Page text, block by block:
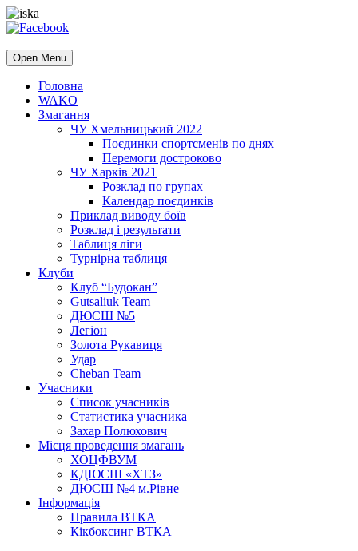
Open Menu
Головна
WAKO
Змагання
ЧУ Хмельницький 2022
Поєдинки спортсменів по днях
Перемоги достроково
ЧУ Харків 2021
Розклад по групах
Календар поєдинків
Приклад виводу боїв
Розклад і результати
Таблиця ліги
Турнірна таблиця
Клуби
Клуб “Будокан”
Gutsaliuk Team
ДЮСШ №5
Легіон
Золота Рукавиця
Удар
Cheban Team
Учасники
Список учасників
Статистика учасника
Захар Полюхович
Місця проведення змагань
ХОЦФВУМ
КДЮСШ «ХТЗ»
ДЮСШ №4 м.Рівне
Інформація
Правила ВТКА
Кікбоксинг ВТКА